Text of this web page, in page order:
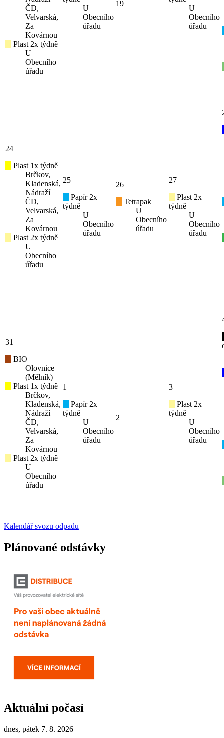
ČD,
Velvarská,
Za
Kovárnou
Plast 2x týdně
U
Obecního
úřadu
U
Obecního
úřadu
19
U
Obecního
úřadu
24
Plast 1x týdně
Brčkov,
Kladenská,
Nádraží
ČD,
Velvarská,
Za
Kovárnou
Plast 2x týdně
U
Obecního
úřadu
25
Papír 2x
týdně
U
Obecního
úřadu
26
Tetrapak
U
Obecního
úřadu
27
Plast 2x
týdně
U
Obecního
úřadu
31
BIO
Olovnice
(Mělník)
Plast 1x týdně
Brčkov,
Kladenská,
Nádraží
ČD,
Velvarská,
Za
Kovárnou
Plast 2x týdně
U
Obecního
úřadu
1
Papír 2x
týdně
U
Obecního
úřadu
2
3
Plast 2x
týdně
U
Obecního
úřadu
Kalendář svozu odpadu
Plánované odstávky
Aktuální počasí
dnes, pátek 7. 8. 2026